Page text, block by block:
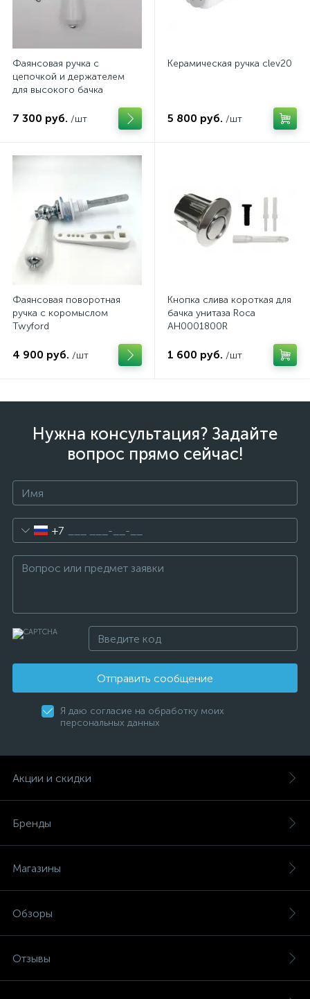
Фаянсовая ручка с
цепочкой и держателем
для высокого бачка
7 300 руб. /шт
Керамическая ручка clev20
5 800 руб. /шт
Фаянсовая поворотная
ручка с коромыслом
Twyford
4 900 руб. /шт
Кнопка слива короткая для
бачка унитаза Roca
AH0001800R
1 600 руб. /шт
Нужна консультация? Задайте
вопрос прямо сейчас!
+7
Отправить сообщение
Я даю согласие на обработку моих
персональных данных
Акции и скидки
Бренды
Магазины
Обзоры
Отзывы